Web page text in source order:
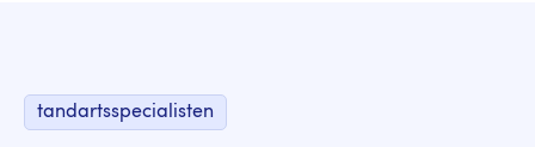
tandartsspecialisten